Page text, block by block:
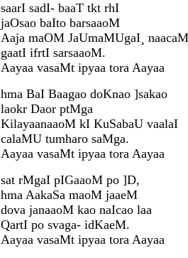
saarI sadI- baaT tkt rhI
jaOsao baIto barsaaoM
Aaja maOM JaUmaMUgaI¸
gaatI ifrtI sarsaaoM.
Aayaa vasaMt ipyaa tora Aayaa
hma BaI Baagao doKnao ]sakao
laokr Daor ptMga
KilayaanaaoM kI KuSabaU vaalaI
calaMU tumharo saMga.
Aayaa vasaMt ipyaa tora Aayaa
sat rMgaI pIGaaoM po ]D,
hma AakaSa maoM jaaeM
dova janaaoM kao naIcao laa
QartI po svaga- idKaeM.
Aayaa vasaMt ipyaa tora Aayaa